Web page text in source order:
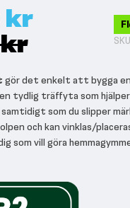
SKU
gör det enkelt att bygga
en tydlig träffyta som
som du slipper
och kan vinklas/
som vill göra